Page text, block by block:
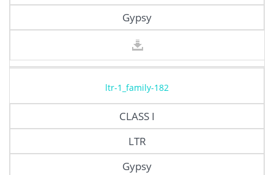
Gypsy
ltr-1_family-182
CLASS I
LTR
Gypsy